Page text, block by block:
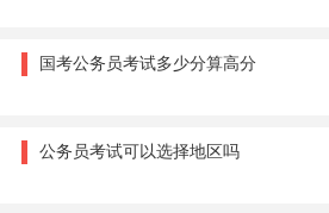
国考公务员考试多少分算高分
公务员考试可以选择地区吗